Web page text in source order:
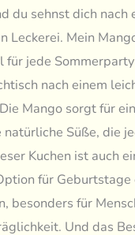
du sehnst dich nach
Leckerei. Mein
für jede
nach einem
Mango sorgt für
natürliche Süße, die
Kuchen ist auch
für Geburtstage
besonders für
Und das